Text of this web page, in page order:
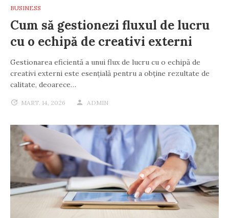
BUSINESS
Cum să gestionezi fluxul de lucru
cu o echipă de creativi externi
Gestionarea eficientă a unui flux de lucru cu o echipă de
creativi externi este esențială pentru a obține rezultate de
calitate, deoarece…
MART. 14, 2026 ADMIN